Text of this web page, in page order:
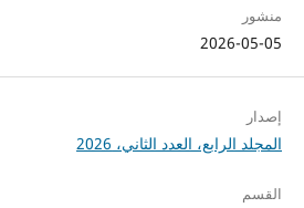
منشور
2026-05-05
إصدار
المجلد الرابع، العدد الثاني، 2026
القسم